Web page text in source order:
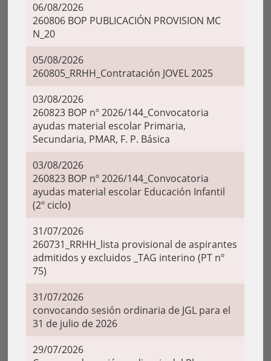
06/08/2026
260806 BOP PUBLICACIÓN PROVISION MC
N_20
05/08/2026
260805_RRHH_Contratación JOVEL 2025
03/08/2026
260823 BOP nº 2026/144_Convocatoria
ayudas material escolar Primaria,
Secundaria, PMAR, F. P. Básica
03/08/2026
260823 BOP nº 2026/144_Convocatoria
ayudas material escolar Educación Infantil
(2º ciclo)
31/07/2026
260731_RRHH_lista provisional de aspirantes
admitidos y excluidos _TAG interino (PT nº
75)
31/07/2026
convocando sesión ordinaria de JGL para el
31 de julio de 2026
29/07/2026